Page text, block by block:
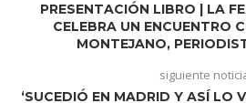
PRESENTACIÓN LIBRO | LA
CELEBRA UN ENCUENTRO
MONTEJANO,
siguiente
‘SUCEDIÓ EN MADRID Y ASÍ LO